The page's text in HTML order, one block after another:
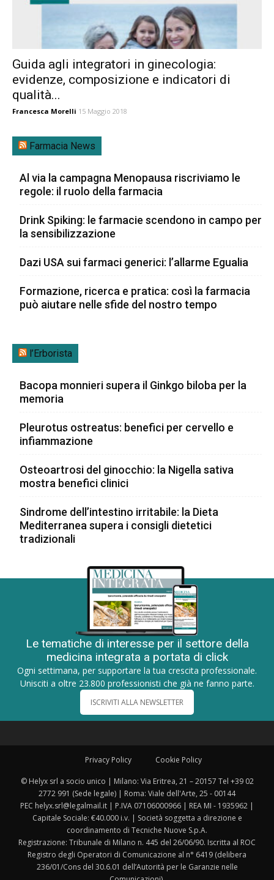
Guida agli integratori in ginecologia:
evidenze, composizione e indicatori di
qualità...
Francesca Morelli 15 Maggio 2018
Farmacia News
Al via la campagna Menopausa riscriviamo le
regole: il ruolo della farmacia
Drink Spiking: le farmacie scendono in campo per
la sensibilizzazione
Dazi USA sui farmaci generici: l’allarme Egualia
Formazione, ricerca e pratica: così la farmacia
può aiutare nelle sfide del nostro tempo
l’Erborista
Bacopa monnieri supera il Ginkgo biloba per la
memoria
Pleurotus ostreatus: benefici per cervello e
infiammazione
Osteoartrosi del ginocchio: la Nigella sativa
mostra benefici clinici
Sindrome dell’intestino irritabile: la Dieta
Mediterranea supera i consigli dietetici
tradizionali
Le tematiche di interesse per il settore della
medicina integrata a portata di click
Ogni settimana, per supportare la tua crescita professionale.
Unisciti a oltre 23.800 professionisti che già ne fanno parte.
ISCRIVITI ALLA NEWSLETTER
Privacy Policy Cookie Policy
© Helyx srl a socio unico | Milano: Via Eritrea, 21 – 20157 Tel +39 02
2772 991 (Sede legale) | Roma: Viale dell'Arte, 25 - 00144
PEC helyx.srl@legalmail.it | P.IVA 07106000966 | REA MI - 1935962 |
Capitale Sociale: €40.000 i.v. | Società soggetta a direzione e
coordinamento di Tecniche Nuove S.p.A.
Registrazione: Tribunale di Milano n. 445 del 26/06/90. Iscritta al ROC
Registro degli Operatori di Comunicazione al n° 6419 (delibera
236/01/Cons del 30.6.01 dell’Autorità per le Garanzie nelle